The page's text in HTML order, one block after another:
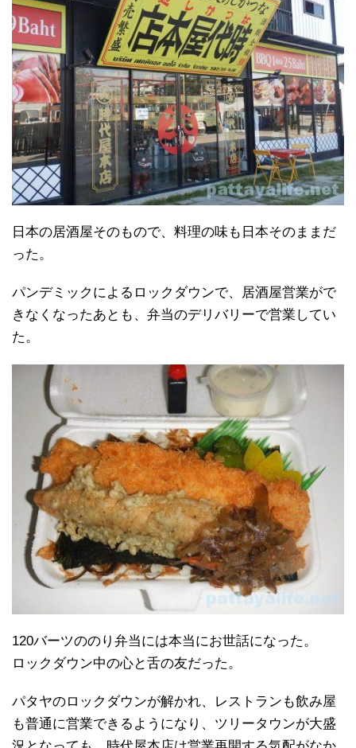
日本の居酒屋そのもので、料理の味も日本そのままだ
った。
パンデミックによるロックダウンで、居酒屋営業がで
きなくなったあとも、弁当のデリバリーで営業してい
た。
120バーツののり弁当には本当にお世話になった。
ロックダウン中の心と舌の友だった。
パタヤのロックダウンが解かれ、レストランも飲み屋
も普通に営業できるようになり、ツリータウンが大盛